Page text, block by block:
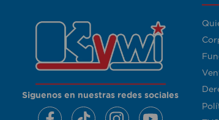
Siguenos en nuestras redes sociales